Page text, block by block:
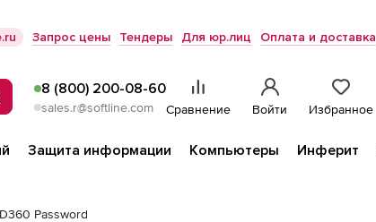
Запрос цены Тендеры Для юр.лиц Оплата и доставка
8 (800) 200-08-60
sales.r@softline.com Сравнение Войти Избранное
Защита информации Компьютеры Инферит
Password